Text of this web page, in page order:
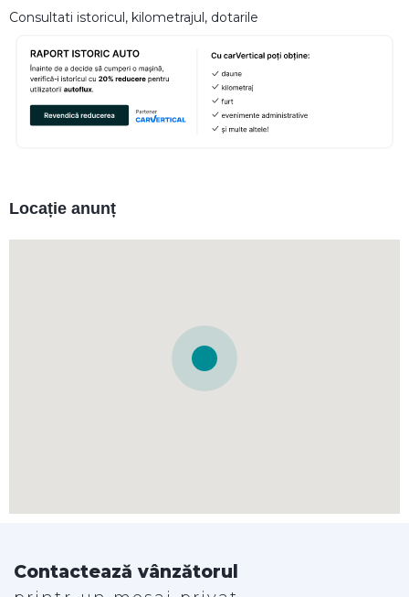
Consultati istoricul, kilometrajul, dotarile
Locație anunț
Contactează vânzătorul